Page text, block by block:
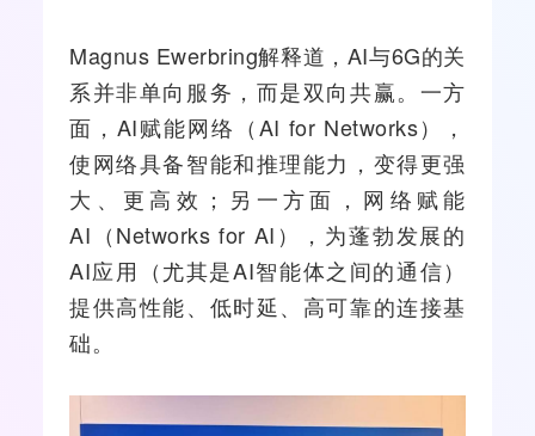
Magnus Ewerbring解释道，AI与6G的关
系并非单向服务，而是双向共赢。一方
面，AI赋能网络（AI for Networks），
使网络具备智能和推理能力，变得更强
大、更高效；另一方面，网络赋能
AI（Networks for AI），为蓬勃发展的
AI应用（尤其是AI智能体之间的通信）
提供高性能、低时延、高可靠的连接基
础。